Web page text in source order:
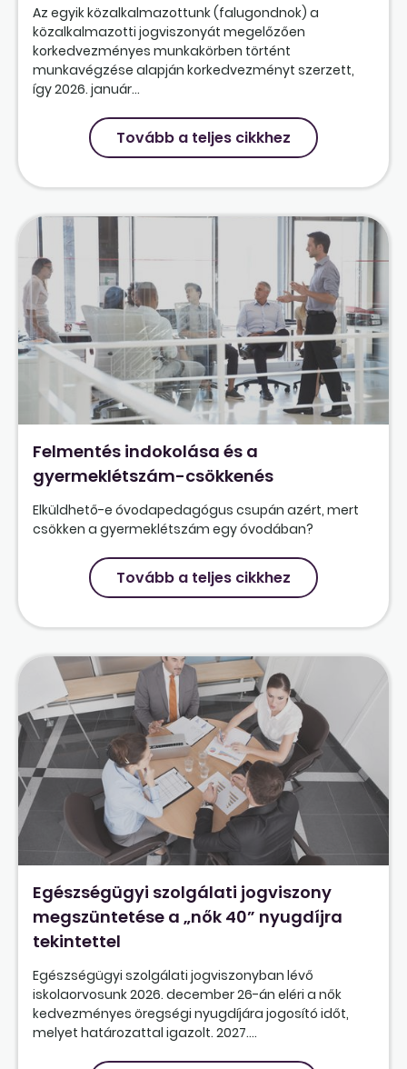
Az egyik közalkalmazottunk (falugondnok) a
közalkalmazotti jogviszonyát megelőzően
korkedvezményes munkakörben történt
munkavégzése alapján korkedvezményt szerzett,
így 2026. január...
Tovább a teljes cikkhez
Felmentés indokolása és a
gyermeklétszám-csökkenés
Elküldhető-e óvodapedagógus csupán azért, mert
csökken a gyermeklétszám egy óvodában?
Tovább a teljes cikkhez
Egészségügyi szolgálati jogviszony
megszüntetése a „nők 40” nyugdíjra
tekintettel
Egészségügyi szolgálati jogviszonyban lévő
iskolaorvosunk 2026. december 26-án eléri a nők
kedvezményes öregségi nyugdíjára jogosító időt,
melyet határozattal igazolt. 2027....